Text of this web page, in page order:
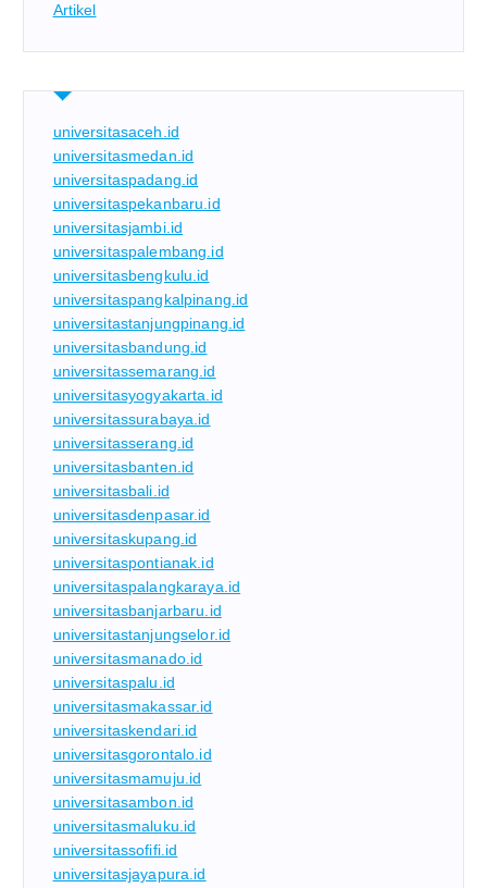
Artikel
universitasaceh.id
universitasmedan.id
universitaspadang.id
universitaspekanbaru.id
universitasjambi.id
universitaspalembang.id
universitasbengkulu.id
universitaspangkalpinang.id
universitastanjungpinang.id
universitasbandung.id
universitassemarang.id
universitasyogyakarta.id
universitassurabaya.id
universitasserang.id
universitasbanten.id
universitasbali.id
universitasdenpasar.id
universitaskupang.id
universitaspontianak.id
universitaspalangkaraya.id
universitasbanjarbaru.id
universitastanjungselor.id
universitasmanado.id
universitaspalu.id
universitasmakassar.id
universitaskendari.id
universitasgorontalo.id
universitasmamuju.id
universitasambon.id
universitasmaluku.id
universitassofifi.id
universitasjayapura.id